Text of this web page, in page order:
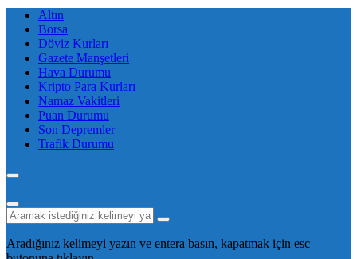
Altın
Borsa
Döviz Kurları
Gazete Manşetleri
Hava Durumu
Kripto Para Kurları
Namaz Vakitleri
Puan Durumu
Son Depremler
Trafik Durumu
Aradığınız kelimeyi yazın ve entera basın, kapatmak için esc